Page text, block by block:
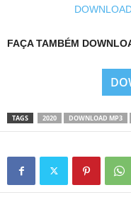
FAÇA TAMBÉM
TAGS 2020 DOWNLOAD MP3